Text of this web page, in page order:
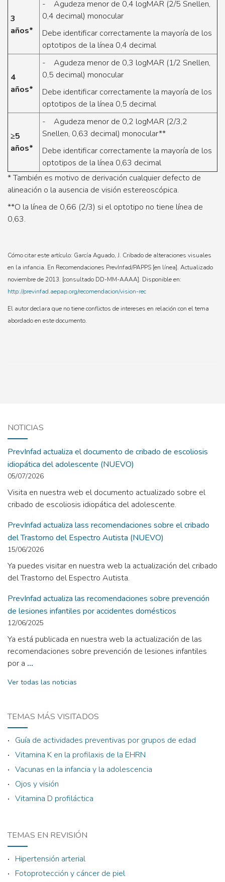
3
años*
- Agudeza menor de 0,4 logMAR (2/5 Snellen,
0,4 decimal) monocular
Debe identificar correctamente la mayoría de los
optotipos de la línea 0,4 decimal
4
años*
- Agudeza menor de 0,3 logMAR (1/2 Snellen,
0,5 decimal) monocular
Debe identificar correctamente la mayoría de los
optotipos de la línea 0,5 decimal
≥5
años*
- Agudeza menor de 0,2 logMAR (2/3,2
Snellen, 0,63 decimal) monocular**
Debe identificar correctamente la mayoría de los
optotipos de la línea 0,63 decimal
* También es motivo de derivación cualquier defecto de
alineación o la ausencia de visión estereoscópica.
**O la línea de 0,66 (2/3) si el optotipo no tiene línea de
0,63.
Cómo citar este artículo: García Aguado, J. Cribado de alteraciones visuales
en la infancia. En Recomendaciones PrevInfad/PAPPS [en línea]. Actualizado
noviembre de 2013. [consultado DD-MM-AAAA]. Disponible en:
http://previnfad.aepap.org/recomendacion/vision-rec
El autor declara que no tiene conflictos de intereses en relación con el tema
abordado en este documento.
NOTICIAS
PrevInfad actualiza el documento de cribado de escoliosis
idiopática del adolescente (NUEVO)
05/07/2026
Visita en nuestra web el documento actualizado sobre el
cribado de escoliosis idiopática del adolescente.
PrevInfad actualiza lass recomendaciones sobre el cribado
del Trastorno del Espectro Autista (NUEVO)
15/06/2026
Ya puedes visitar en nuestra web la actualización del cribado
del Trastorno del Espectro Autista.
PrevInfad actualiza las recomendaciones sobre prevención
de lesiones infantiles por accidentes domésticos
12/06/2025
Ya está publicada en nuestra web la actualización de las
recomendaciones sobre prevención de lesiones infantiles
por a ...
Ver todas las noticias
TEMAS MÁS VISITADOS
Guía de actividades preventivas por grupos de edad
Vitamina K en la profilaxis de la EHRN
Vacunas en la infancia y la adolescencia
Ojos y visión
Vitamina D profiláctica
TEMAS EN REVISIÓN
Hipertensión arterial
Fotoprotección y cáncer de piel